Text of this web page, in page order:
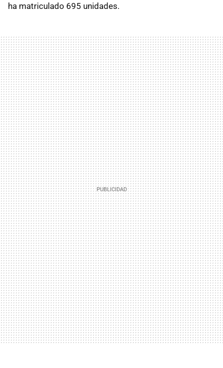
ha matriculado 695 unidades.